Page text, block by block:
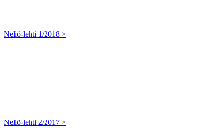
Neliö-lehti 1/2018 >
Neliö-lehti 2/2017 >